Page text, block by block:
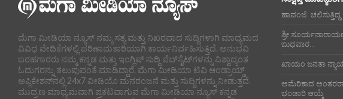
ಮೆಗಾ ಮೀಡಿಯಾ ನ್ಯೂಸ್ ನಮ್ಮ ಸತ್ಯ ಮತ್ತು ನಿಖರವಾದ ಸುದ್ದಿಗಳಾಗಿ ಮಾಧ್ಯಮದ
ವಿವಿಧ ವೇದಿಕೆಗಳಲ್ಲಿ ಪರಿಣಾಮಕಾರಿಯಾಗಿ ಕಾರ್ಯನಿರ್ವಹಿಸುತ್ತಿದೆ. ಅನುಭವಿ
ಬರಹಗಾರರು ನಮ್ಮ ಕನ್ನಡ ಮತ್ತು ಇಂಗ್ಲಿಷ್ ಸುದ್ದಿ ವೆಬ್‌ಸೈಟ್‌ಗಳನ್ನು ವಿಶ್ವಾದ್ಯಂತ
ಓದುಗರನ್ನು ತಲುಪುವಂತೆ ಮಾಡಿದ್ದಾರೆ. ಮೆಗಾ ಮೀಡಿಯಾ ಟಿವಿ ಆಂಡ್ರಾಯ್ಡ್
ಅಪ್ಲಿಕೇಶನ್‌ನಲ್ಲಿ 24x7 ವೀಡಿಯೊ ಮನರಂಜನೆ ಮತ್ತು ಸುದ್ದಿಗಳನ್ನು ನೀಡುತ್ತದೆ.
ಮುದ್ರಣ ಮಾಧ್ಯಮವಾಗಿ ಪ್ರಕಟವಾಗುವ ಮೆಗಾ ಮೀಡಿಯಾ ನ್ಯೂಸ್ ಕನ್ನಡ
ಹಾವಂಜೆ:
ಶ್ರೀ
ಬುಧವಾರ...
ಖಾಯಂ ಜನತಾ
ಅಮೆರಿಕಾದ
ಭಂಡಾರಿ ಆಯ್ಕೆ